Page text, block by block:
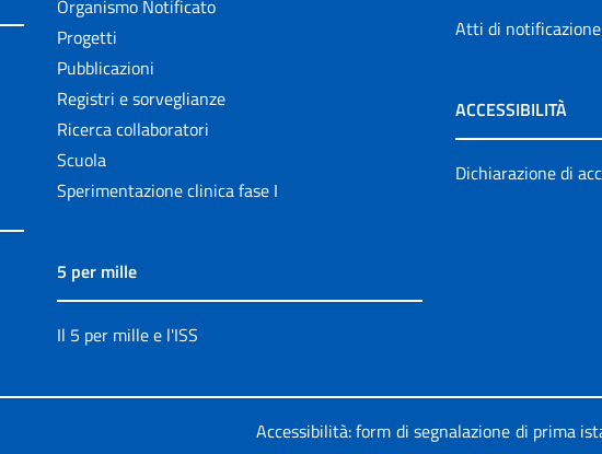
Organismo Notificato
Progetti
Pubblicazioni
Registri e sorveglianze
Ricerca collaboratori
Scuola
Sperimentazione clinica fase I
5 per mille
Il 5 per mille e l'ISS
Atti di
ACCESSIBILITÀ
Dichiarazione di
Accessibilità: form di segnalazione di prima